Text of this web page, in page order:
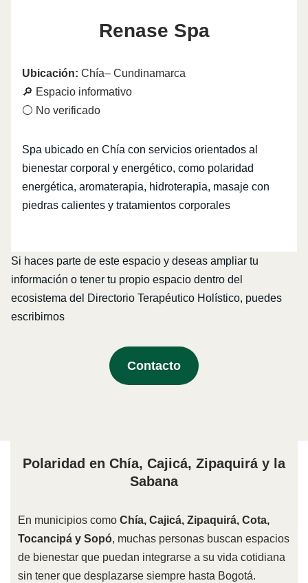
Renase Spa
Ubicación: Chía– Cundinamarca
🔎 Espacio informativo
⚪ No verificado
Spa ubicado en Chía con servicios orientados al
bienestar corporal y energético, como polaridad
energética, aromaterapia, hidroterapia, masaje con
piedras calientes y tratamientos corporales
Si haces parte de este espacio y deseas ampliar tu
información o tener tu propio espacio dentro del
ecosistema del Directorio Terapéutico Holístico, puedes
escribirnos
Contacto
Polaridad en Chía, Cajicá, Zipaquirá y la
Sabana
En municipios como Chía, Cajicá, Zipaquirá, Cota,
Tocancipá y Sopó, muchas personas buscan espacios
de bienestar que puedan integrarse a su vida cotidiana
sin tener que desplazarse siempre hasta Bogotá.